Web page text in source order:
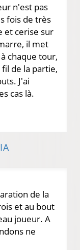
n'est pas
fois de très
et cerise sur
il met
chaque tour,
de la partie,
J'ai
cas là.
de la
et au bout
joueur. A
ne